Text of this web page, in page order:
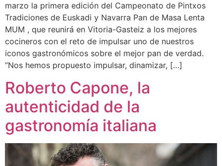
marzo la primera edición del Campeonato de Pintxos
Tradiciones de Euskadi y Navarra Pan de Masa Lenta
MUM , que reunirá en Vitoria-Gasteiz a los mejores
cocineros con el reto de impulsar uno de nuestros
iconos gastronómicos sobre el mejor pan de verdad.
“Nos hemos propuesto impulsar, dinamizar, […]
Roberto Capone, la
autenticidad de la
gastronomía italiana